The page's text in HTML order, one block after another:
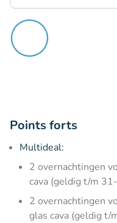
Points forts
Multideal:
2 overnachtingen
cava (geldig t/m
2 overnachtingen
glas cava (geldig